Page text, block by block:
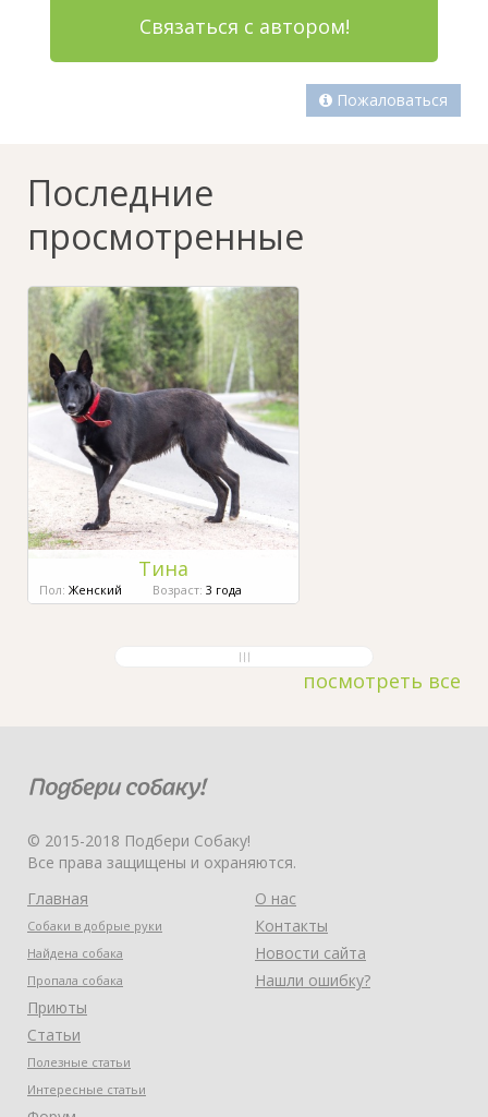
Связаться с автором!
Пожаловаться
Последние
просмотренные
Тина
Пол: Женский Возраст: 3 года
посмотреть все
© 2015-2018 Подбери Собаку!
Все права защищены и охраняются.
Главная
Собаки в добрые руки
Найдена собака
Пропала собака
Приюты
Статьи
Полезные статьи
Интересные статьи
О нас
Контакты
Новости сайта
Нашли ошибку?